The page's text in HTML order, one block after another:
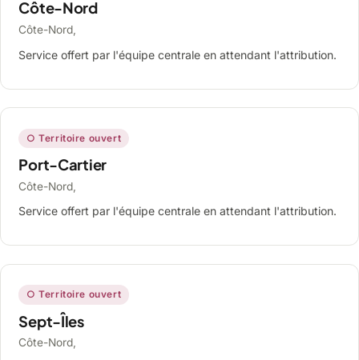
Côte-Nord
Côte-Nord,
Service offert par l'équipe centrale en attendant l'attribution.
○ Territoire ouvert
Port-Cartier
Côte-Nord,
Service offert par l'équipe centrale en attendant l'attribution.
○ Territoire ouvert
Sept-Îles
Côte-Nord,